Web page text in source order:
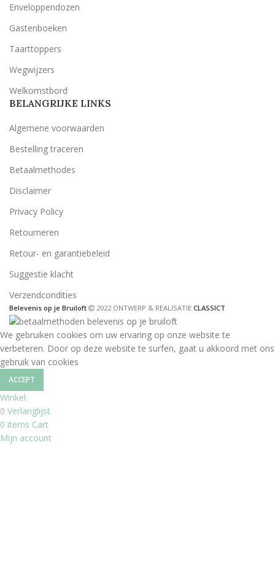
Enveloppendozen
Gastenboeken
Taarttoppers
Wegwijzers
Welkomstbord
BELANGRIJKE LINKS
Algemene voorwaarden
Bestelling traceren
Betaalmethodes
Disclaimer
Privacy Policy
Retourneren
Retour- en garantiebeleid
Suggestie klacht
Verzendcondities
Belevenis op je Bruiloft 2022 ONTWERP & REALISATIE CLASSICT
We gebruiken cookies om uw ervaring op onze website te
verbeteren. Door op deze website te surfen, gaat u akkoord met ons
gebruik van cookies
ACCEPT
Winkel
0 Verlanglijst
0 items Cart
Mijn account